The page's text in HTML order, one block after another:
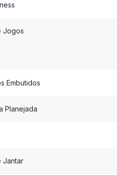
Jogos
Embutidos
Planejada
Jantar